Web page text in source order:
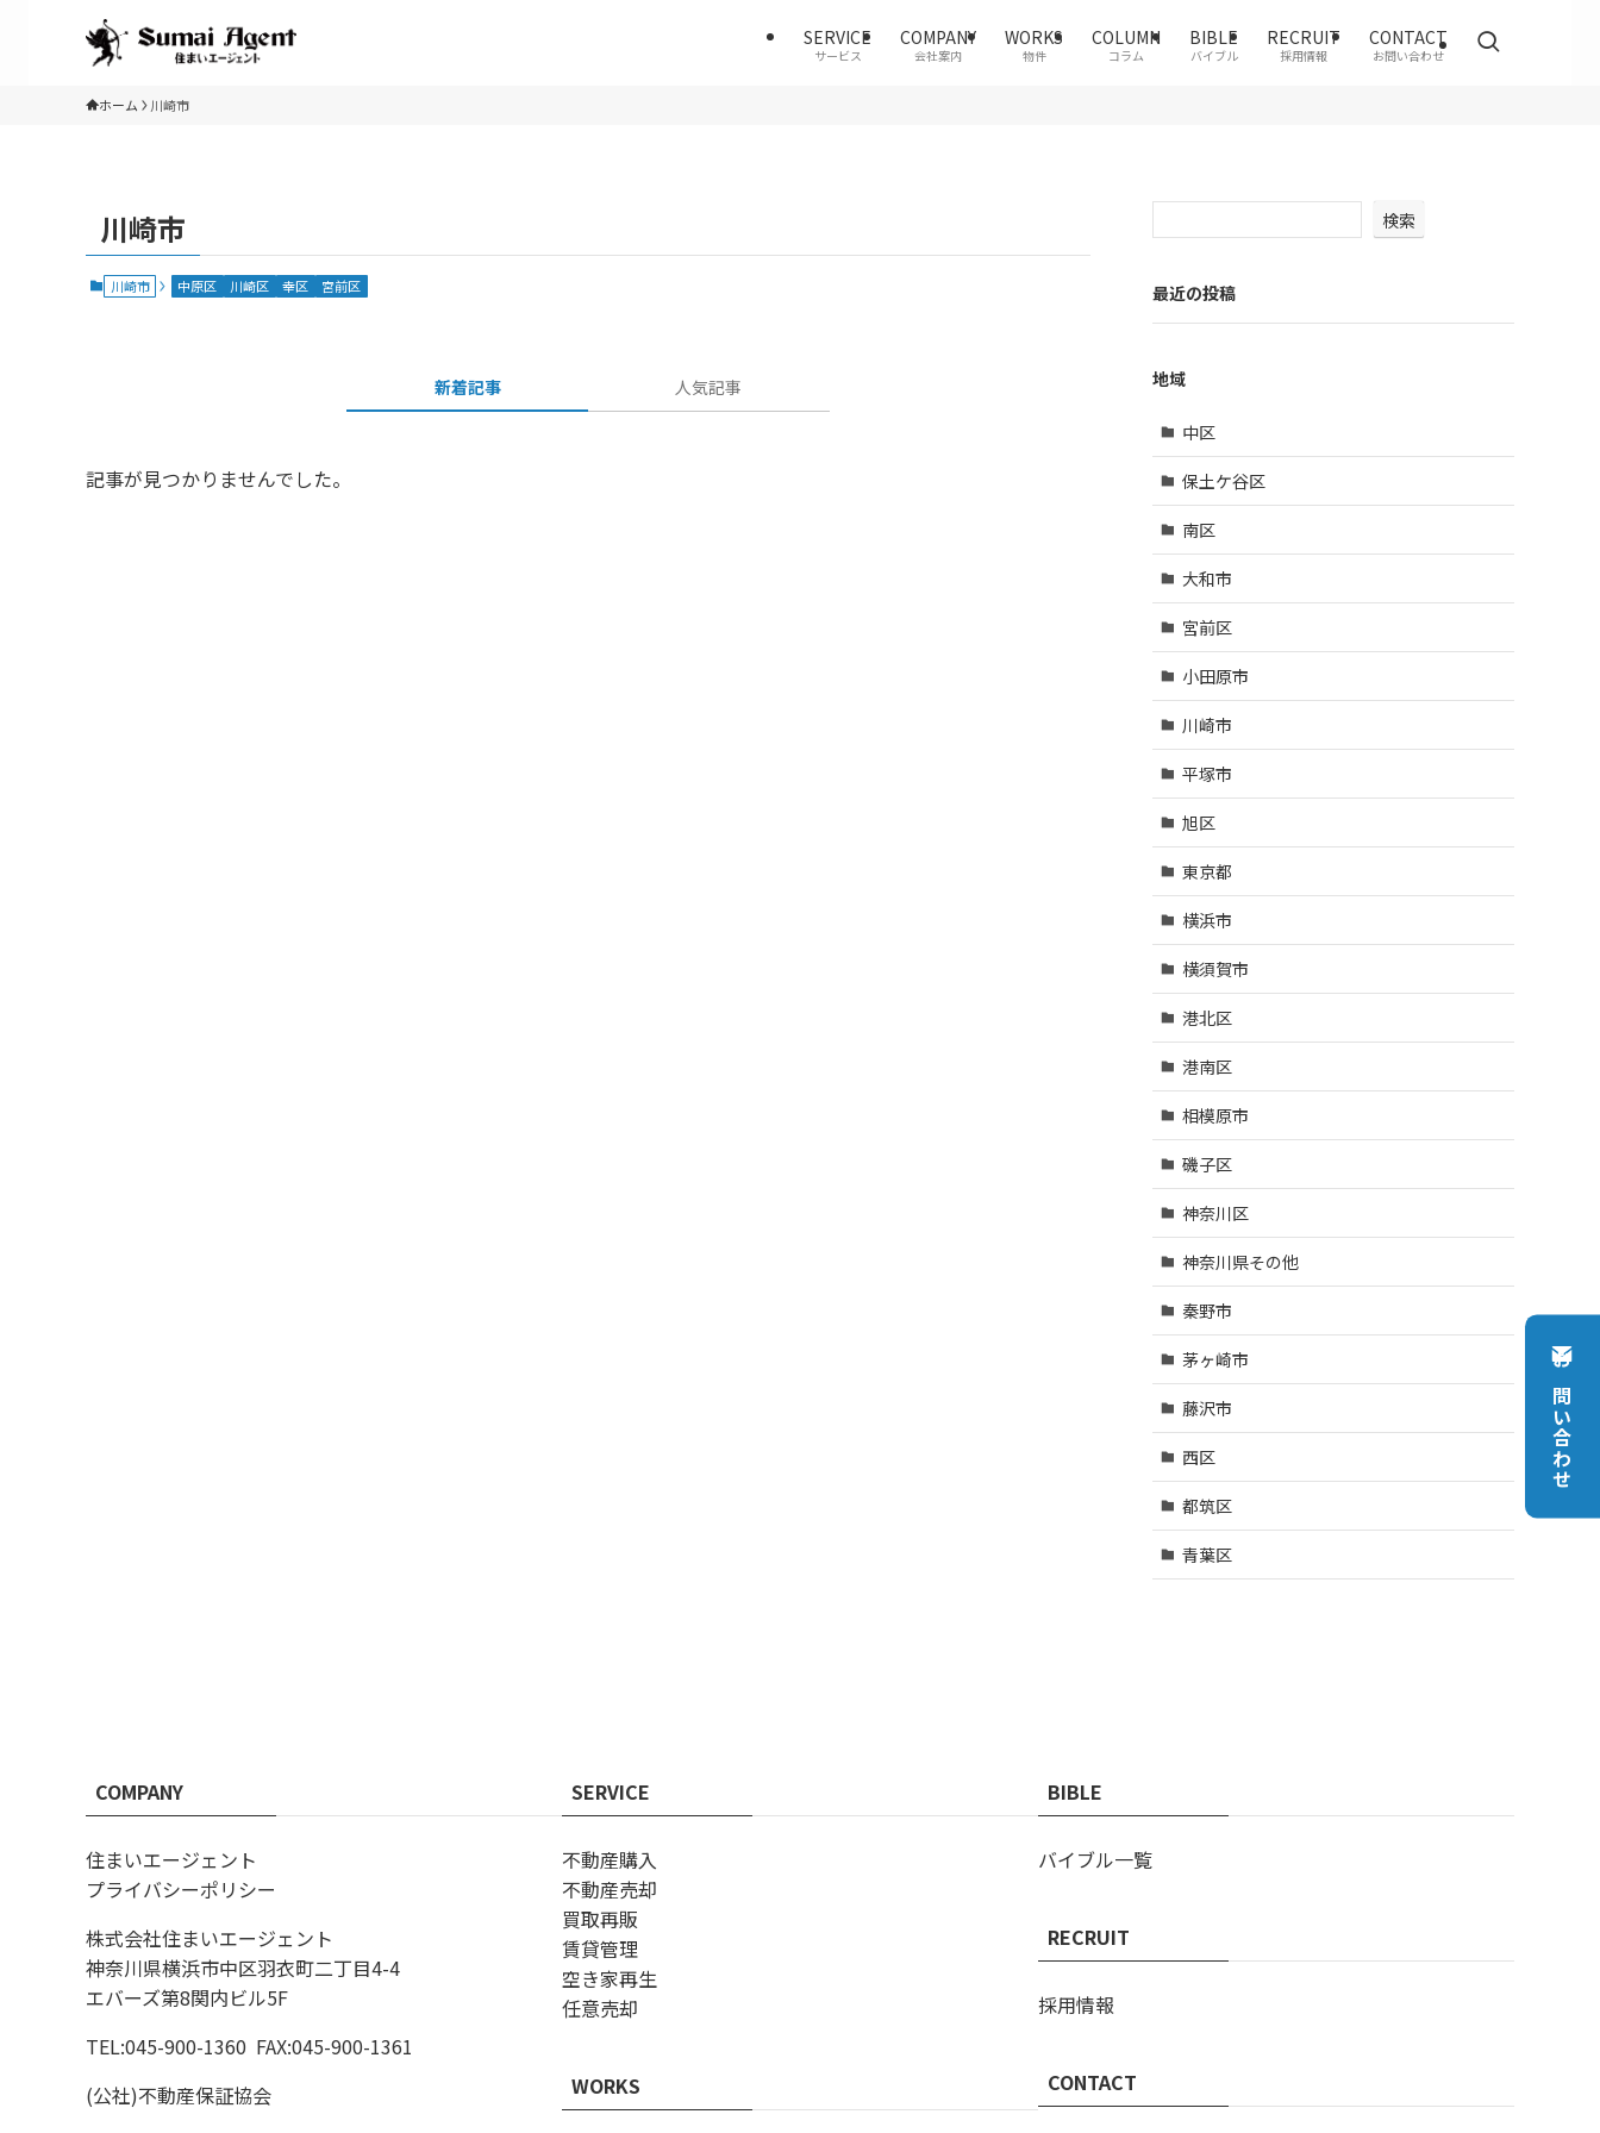
SERVICE
サービス
COMPANY
会社案内
WORKS
物件
COLUMN
コラム
BIBLE
バイブル
RECRUIT
採用情報
CONTACT
お問い合わせ
ホーム 川崎市
川崎市
川崎市 中原区 川崎区 幸区 宮前区
新着記事 人気記事
記事が見つかりませんでした。
検索
最近の投稿
地域
中区
保土ケ谷区
南区
大和市
宮前区
小田原市
川崎市
平塚市
旭区
東京都
横浜市
横須賀市
港北区
港南区
相模原市
磯子区
神奈川区
神奈川県その他
秦野市
茅ヶ崎市
藤沢市
西区
都筑区
青葉区
お問い合わせ
COMPANY
住まいエージェント
プライバシーポリシー
株式会社住まいエージェント
神奈川県横浜市中区羽衣町二丁目4-4
エバーズ第8関内ビル5F
TEL:045-900-1360 FAX:045-900-1361
(公社)不動産保証協会
SERVICE
不動産購入
不動産売却
買取再販
賃貸管理
空き家再生
任意売却
WORKS
BIBLE
バイブル一覧
RECRUIT
採用情報
CONTACT